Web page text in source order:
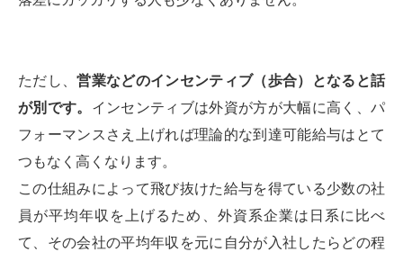
ただし、営業などのインセンティブ（歩合）となると話
が別です。 インセンティブは外資が方が大幅に高く、パ
フォーマンスさえ上げれば理論的な到達可能給与はとて
つもなく高くなります。
この仕組みによって飛び抜けた給与を得ている少数の社
員が平均年収を上げるため、外資系企業は日系に比べ
て、その会社の平均年収を元に自分が入社したらどの程